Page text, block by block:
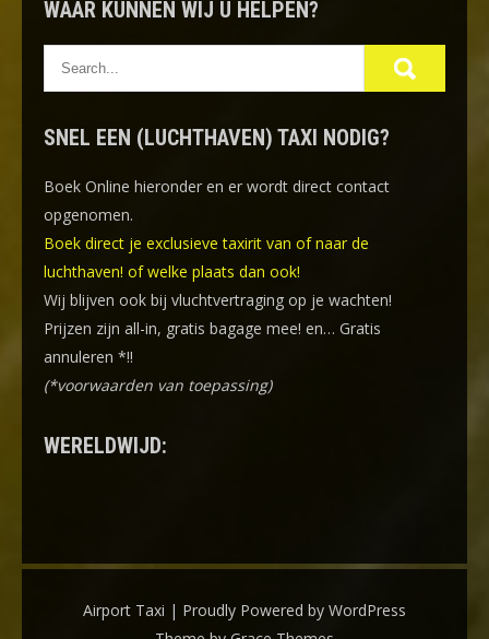
WAAR KUNNEN WIJ U HELPEN?
SNEL EEN (LUCHTHAVEN) TAXI NODIG?
Boek Online hieronder en er wordt direct contact
opgenomen.
Boek direct je exclusieve taxirit van of naar de
luchthaven! of welke plaats dan ook!
Wij blijven ook bij vluchtvertraging op je wachten!
Prijzen zijn all-in, gratis bagage mee! en… Gratis
annuleren *!!
(*voorwaarden van toepassing)
WERELDWIJD:
Airport Taxi | Proudly Powered by WordPress